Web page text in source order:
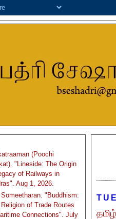
(Poochi
"Lineside: The Origin
of Railways in
Aug 1, 2026.
"Buddhism:
of Trade Routes
Connections". July